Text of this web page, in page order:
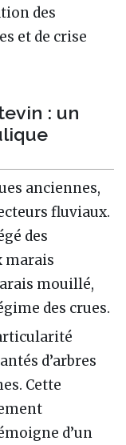
des
et de crise
: un
anciennes,
fluviaux.
des
marais
mouillé,
des crues.
d’arbres
Cette
d’un